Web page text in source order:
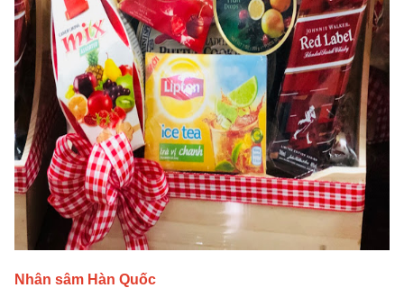
Nhân sâm Hàn Quốc